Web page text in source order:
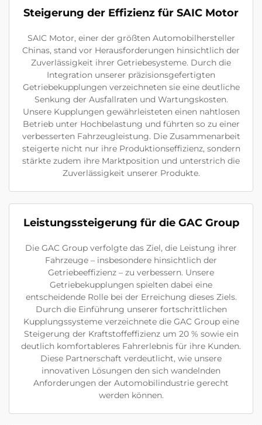
Steigerung der Effizienz für SAIC Motor
SAIC Motor, einer der größten Automobilhersteller
Chinas, stand vor Herausforderungen hinsichtlich der
Zuverlässigkeit ihrer Getriebesysteme. Durch die
Integration unserer präzisionsgefertigten
Getriebekupplungen verzeichneten sie eine deutliche
Senkung der Ausfallraten und Wartungskosten.
Unsere Kupplungen gewährleisteten einen nahtlosen
Betrieb unter Hochbelastung und führten so zu einer
verbesserten Fahrzeugleistung. Die Zusammenarbeit
steigerte nicht nur ihre Produktionseffizienz, sondern
stärkte zudem ihre Marktposition und unterstrich die
Zuverlässigkeit unserer Produkte.
Leistungssteigerung für die GAC Group
Die GAC Group verfolgte das Ziel, die Leistung ihrer
Fahrzeuge – insbesondere hinsichtlich der
Getriebeeffizienz – zu verbessern. Unsere
Getriebekupplungen spielten dabei eine
entscheidende Rolle bei der Erreichung dieses Ziels.
Durch die Einführung unserer fortschrittlichen
Kupplungssysteme verzeichnete die GAC Group eine
Steigerung der Kraftstoffeffizienz um 20 % sowie ein
deutlich komfortableres Fahrerlebnis für ihre Kunden.
Diese Partnerschaft verdeutlicht, wie unsere
innovativen Lösungen den sich wandelnden
Anforderungen der Automobilindustrie gerecht
werden können.